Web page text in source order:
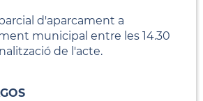
d'aparcament a
municipal entre les 14.30
de l'acte.